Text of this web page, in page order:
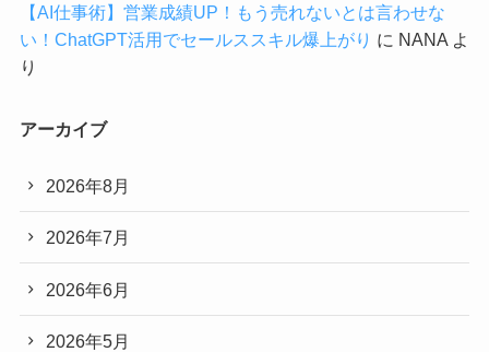
【AI仕事術】営業成績UP！もう売れないとは言わせな
い！ChatGPT活用でセールススキル爆上がり に NANAよ
り
アーカイブ
2026年8月
2026年7月
2026年6月
2026年5月